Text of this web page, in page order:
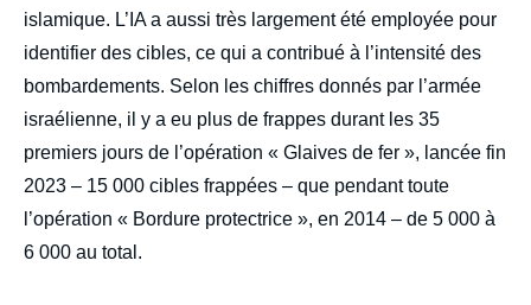
islamique. L’IA a aussi très largement été employée pour
identifier des cibles, ce qui a contribué à l’intensité des
bombardements. Selon les chiffres donnés par l’armée
israélienne, il y a eu plus de frappes durant les 35
premiers jours de l’opération « Glaives de fer », lancée fin
2023 – 15 000 cibles frappées – que pendant toute
l’opération « Bordure protectrice », en 2014 – de 5 000 à
6 000 au total.